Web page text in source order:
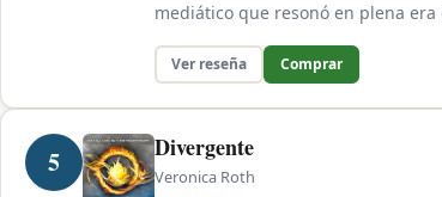
mediático que resonó en plena
Ver reseña Comprar
5 Divergente
Veronica Roth